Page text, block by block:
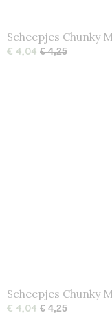
Scheepjes Chunky
€ 4,04 € 4,25
Scheepjes Chunky
€ 4,04 € 4,25